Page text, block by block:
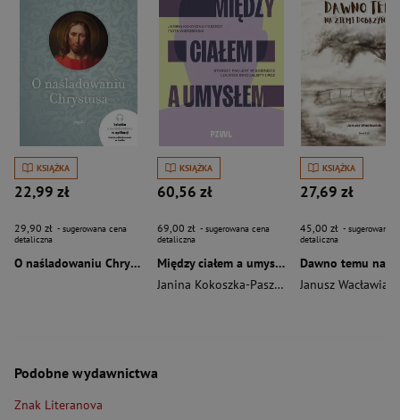
KSIĄŻKA
22,99 zł
29,90 zł - sugerowana cena
detaliczna
O naśladowaniu Chrystusa wyd. 2026
KSIĄŻKA
60,56 zł
69,00 zł - sugerowana cena
detaliczna
Między ciałem a umysłem
Janina Kokoszka-Paszkot
Piotr Wierzbiński
KSIĄŻKA
27,69 zł
45,00 zł - sugerowana
detaliczna
Janusz Wacławiak
Podobne wydawnictwa
Znak Literanova